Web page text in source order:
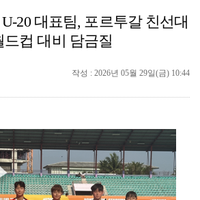
KBO, 기록적인 폭염으로 9일까지 리그 중단…내달 6…
"기분 맞춰주려고" 축구협회, 외국인 심판 성접대 의혹…
'주장 완장' 김민재, 한국 떠나기 전 뮌헨 동료들에게…
박문성 "축구협회 성접대 의혹? 사실이면 국제 망신…사…
폭로자 "황정민, 본인 말에 책임져야…내가 사생활에 초…
20 대표팀, 포르투갈 친선대
컵 대비 담금질
작성 : 2026년 05월 29일(금) 10:44